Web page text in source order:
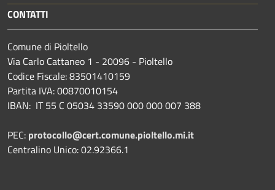
CONTATTI
Comune di Pioltello
Via Carlo Cattaneo 1 - 20096 - Pioltello
Codice Fiscale: 83501410159
Partita IVA: 00870010154
IBAN: IT 55 C 05034 33590 000 000 007 388
PEC: protocollo@cert.comune.pioltello.mi.it
Centralino Unico: 02.92366.1